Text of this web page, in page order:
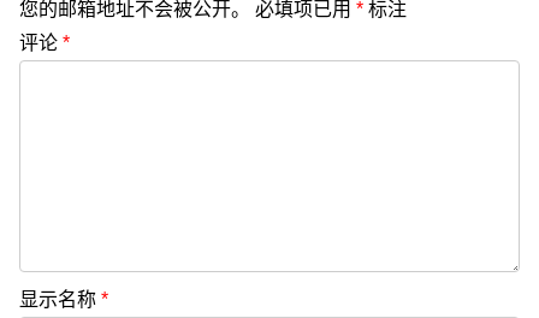
您的邮箱地址不会被公开。 必填项已用 * 标注
评论 *
显示名称 *